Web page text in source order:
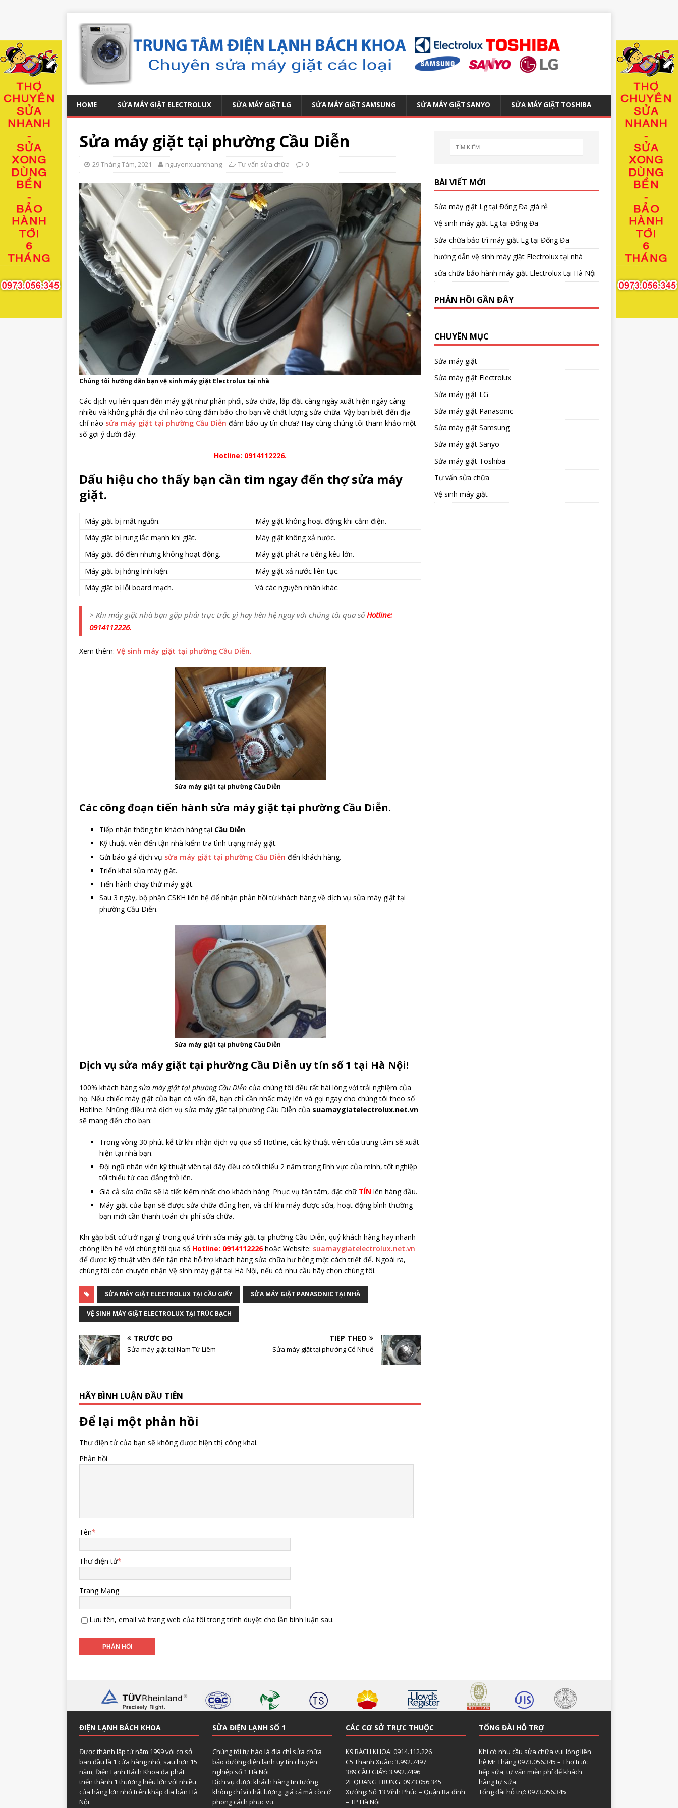
HOME SỬA MÁY GIẶT ELECTROLUX SỬA MÁY GIẶT LG SỬA MÁY GIẶT SAMSUNG SỬA MÁY GIẶT SANYO SỬA MÁY GIẶT TOSHIBA
Sửa máy giặt tại phường Cầu Diễn
29 Tháng Tám, 2021 nguyenxuanthang Tư vấn sửa chữa 0
Chúng tôi hướng dẫn bạn vệ sinh máy giặt Electrolux tại nhà
Các dịch vụ liên quan đến máy giặt như phân phối, sửa chữa, lắp đặt càng ngày xuất hiện ngày càng
nhiều và không phải địa chỉ nào cũng đảm bảo cho bạn về chất lượng sửa chữa. Vậy bạn biết đến địa
chỉ nào sửa máy giặt tại phường Cầu Diễn đảm bảo uy tín chưa? Hãy cùng chúng tôi tham khảo một
số gợi ý dưới đây:
Hotline: 0914112226.
Dấu hiệu cho thấy bạn cần tìm ngay đến thợ sửa máy
giặt.
Máy giặt bị mất nguồn.
Máy giặt không hoạt động khi cắm điện.
Máy giặt bị rung lắc mạnh khi giặt.
Máy giặt không xả nước.
Máy giặt đỏ đèn nhưng không hoạt động.
Máy giặt phát ra tiếng kêu lớn.
Máy giặt bị hỏng linh kiện.
Máy giặt xả nước liên tục.
Máy giặt bị lỗi board mạch.
Và các nguyên nhân khác.
> Khi máy giặt nhà bạn gặp phải trục trặc gì hãy liên hệ ngay với chúng tôi qua sốHotline:
0914112226.
Xem thêm: Vệ sinh máy giặt tại phường Cầu Diễn.
Sửa máy giặt tại phường Cầu Diễn
Các công đoạn tiến hành sửa máy giặt tại phường Cầu Diễn.
Tiếp nhận thông tin khách hàng tại Cầu Diễn.
Kỹ thuật viên đến tận nhà kiểm tra tình trạng máy giặt.
Gửi báo giá dịch vụ sửa máy giặt tại phường Cầu Diễn đến khách hàng.
Triển khai sửa máy giặt.
Tiến hành chạy thử máy giặt.
Sau 3 ngày, bộ phận CSKH liên hệ để nhận phản hồi từ khách hàng về dịch vụ sửa máy giặt tại
phường Cầu Diễn.
Sửa máy giặt tại phường Cầu Diễn
Dịch vụ sửa máy giặt tại phường Cầu Diễn uy tín số 1 tại Hà Nội!
100% khách hàngsửa máy giặt tại phường Cầu Diễn của chúng tôi đều rất hài lòng với trải nghiệm của
họ. Nếu chiếc máy giặt của bạn có vấn đề, bạn chỉ cần nhấc máy lên và gọi ngay cho chúng tôi theo số
Hotline. Những điều mà dịch vụ sửa máy giặt tại phường Cầu Diễn của suamaygiatelectrolux.net.vn
sẽ mang đến cho bạn:
Trong vòng 30 phút kể từ khi nhận dịch vụ qua số Hotline, các kỹ thuật viên của trung tâm sẽ xuất
hiện tại nhà bạn.
Đội ngũ nhân viên kỹ thuật viên tại đây đều có tối thiểu 2 năm trong lĩnh vực của mình, tốt nghiệp
tối thiểu từ cao đẳng trở lên.
Giá cả sửa chữa sẽ là tiết kiệm nhất cho khách hàng. Phục vụ tận tâm, đặt chữ TÍN lên hàng đầu.
Máy giặt của bạn sẽ được sửa chữa đúng hẹn, và chỉ khi máy được sửa, hoạt động bình thường
bạn mới cần thanh toán chi phí sửa chữa.
Khi gặp bất cứ trở ngại gì trong quá trình sửa máy giặt tại phường Cầu Diễn, quý khách hàng hãy nhanh
chóng liên hệ với chúng tôi qua số Hotline: 0914112226hoặc Website: suamaygiatelectrolux.net.vn
để được kỹ thuật viên đến tận nhà hỗ trợ khách hàng sửa chữa hư hỏng một cách triệt để. Ngoài ra,
chúng tôi còn chuyên nhận Vệ sinh máy giặt tại Hà Nội, nếu có nhu cầu hãy chọn chúng tôi.
SỬA MÁY GIẶT ELECTROLUX TẠI CẦU GIẤY SỬA MÁY GIẶT PANASONIC TẠI NHÀ
VỆ SINH MÁY GIẶT ELECTROLUX TẠI TRÚC BẠCH
TRƯỚC ĐÓ
Sửa máy giặt tại Nam Từ Liêm
TIẾP THEO
Sửa máy giặt tại phường Cổ Nhuế
HÃY BÌNH LUẬN ĐẦU TIÊN
Để lại một phản hồi
Thư điện tử của bạn sẽ không được hiện thị công khai.
Phản hồi
Tên*
Thư điện tử*
Trang Mạng
Lưu tên, email và trang web của tôi trong trình duyệt cho lần bình luận sau.
BÀI VIẾT MỚI
Sửa máy giặt Lg tại Đống Đa giá rẻ
Vệ sinh máy giặt Lg tại Đống Đa
Sửa chữa bảo trì máy giặt Lg tại Đống Đa
hướng dẫn vệ sinh máy giặt Electrolux tại nhà
sửa chữa bảo hành máy giặt Electrolux tại Hà Nội
PHẢN HỒI GẦN ĐÂY
CHUYÊN MỤC
Sửa máy giặt
Sửa máy giặt Electrolux
Sửa máy giặt LG
Sửa máy giặt Panasonic
Sửa máy giặt Samsung
Sửa máy giặt Sanyo
Sửa máy giặt Toshiba
Tư vấn sửa chữa
Vệ sinh máy giặt
ĐIỆN LẠNH BÁCH KHOA
Được thành lập từ năm 1999 với cơ sở
ban đầu là 1 cửa hàng nhỏ, sau hơn 15
năm, Điện Lạnh Bách Khoa đã phát
triển thành 1 thương hiệu lớn với nhiều
của hàng lơn nhỏ trên khắp địa bàn Hà
Nội.
SỬA ĐIỆN LẠNH SỐ 1
Chúng tôi tự hào là địa chỉ sửa chữa
bảo dưỡng điện lạnh uy tín chuyên
nghiệp số 1 Hà Nội
Dịch vụ được khách hàng tin tưởng
không chỉ vì chất lượng, giá cả mà còn ở
phong cách phục vụ.
CÁC CƠ SỞ TRỰC THUỘC
K9 BÁCH KHOA: 0914.112.226
C5 Thanh Xuân: 3.992.7497
389 CẦU GIẤY: 3.992.7496
2F QUANG TRUNG: 0973.056.345
Xưởng: Số 13 Vĩnh Phúc – Quận Ba đình
– TP Hà Nội
TỔNG ĐÀI HỖ TRỢ
Khi có nhu cầu sửa chữa vui lòng liên
hệ Mr Thăng 0973.056.345 – Thợ trực
tiếp sửa, tư vấn miễn phí để khách
hàng tự sửa.
Tổng đài hỗ trợ: 0973.056.345